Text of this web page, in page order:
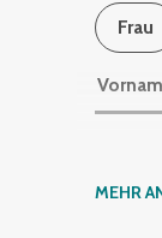
Frau
MEHR